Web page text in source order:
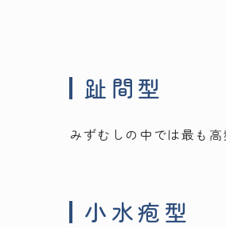
趾間型
みずむしの中では最も
小水疱型